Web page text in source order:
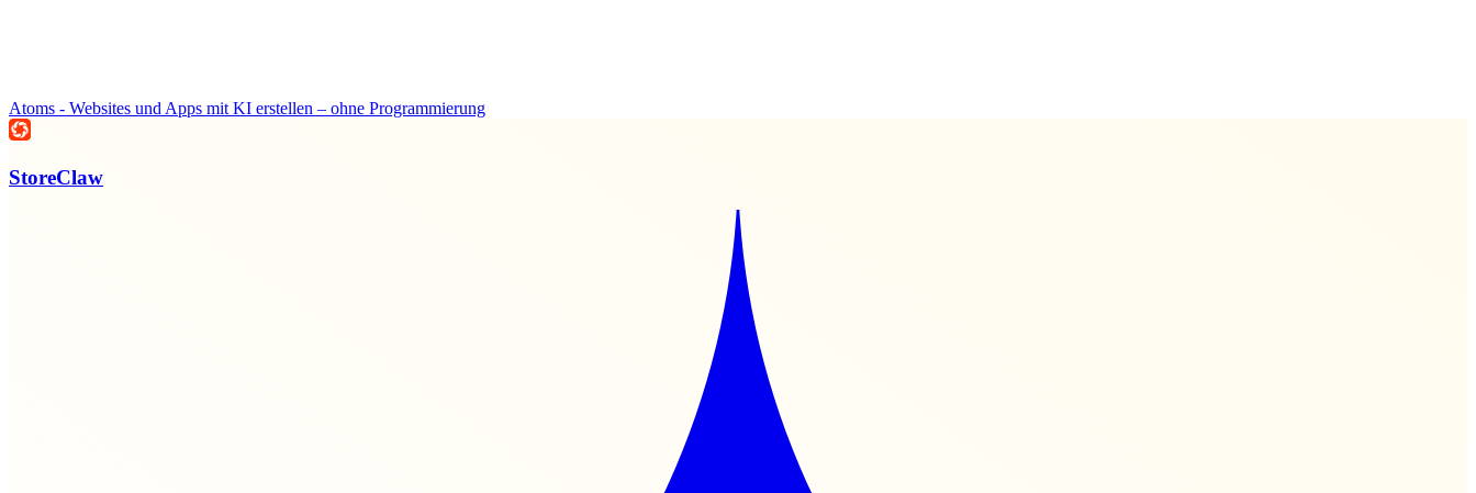
Atoms - Websites und Apps mit KI erstellen – ohne Programmierung
StoreClaw